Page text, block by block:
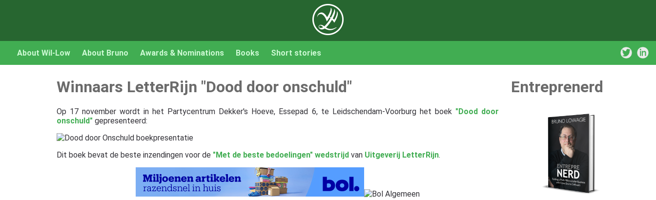
About Wil-Low About Bruno Awards & Nominations Books Short stories
Winnaars LetterRijn "Dood door onschuld"
Op 17 november wordt in het Partycentrum Dekker's Hoeve, Essepad 6, te Leidschendam-Voorburg het boek "Dood door
onschuld" gepresenteerd:
Dit boek bevat de beste inzendingen voor de "Met de beste bedoelingen" wedstrijdvan Uitgeverij LetterRijn.
Entreprenerd